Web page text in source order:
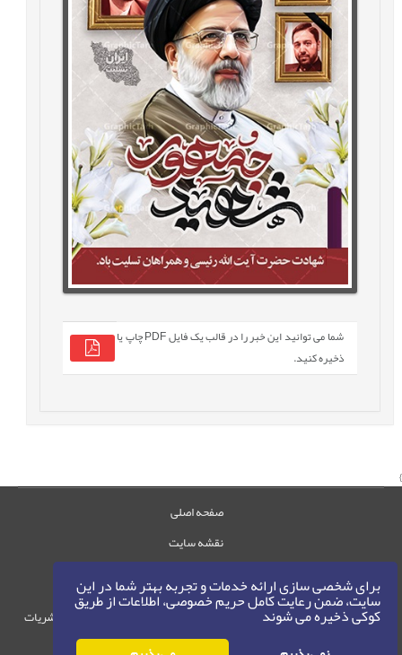
برای شخصی سازی ارائه خدمات و تجربه بهتر شما در این
سایت، ضمن رعایت کامل حریم خصوصی، اطلاعات از طریق
کوکی ذخیره می شوند
شما می توانید این خبر را در قالب یک فایل PDF چاپ یا
ذخیره کنید.
صفحه اصلی
نقشه سایت
حقوق این وب‌سایت متعلق به سامانه مدیریت نشریات
رایمگ است.